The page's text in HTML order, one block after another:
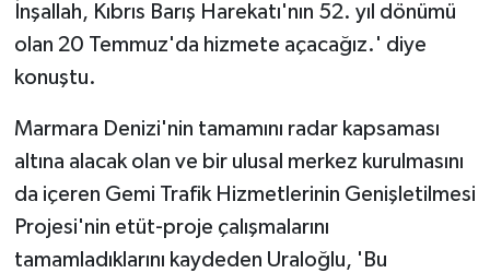
İnşallah, Kıbrıs Barış Harekatı'nın 52. yıl dönümü
olan 20 Temmuz'da hizmete açacağız.' diye
konuştu.
Marmara Denizi'nin tamamını radar kapsaması
altına alacak olan ve bir ulusal merkez kurulmasını
da içeren Gemi Trafik Hizmetlerinin Genişletilmesi
Projesi'nin etüt-proje çalışmalarını
tamamladıklarını kaydeden Uraloğlu, 'Bu